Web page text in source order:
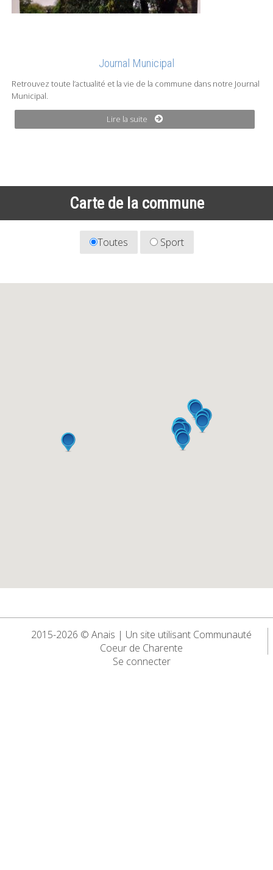
Journal Municipal
Retrouvez toute l’actualité et la vie de la commune dans notre Journal
Municipal.
Lire la suite
Carte de la commune
Toutes Sport
2015-2026 © Anais | Un site utilisant Communauté
Coeur de Charente
Se connecter